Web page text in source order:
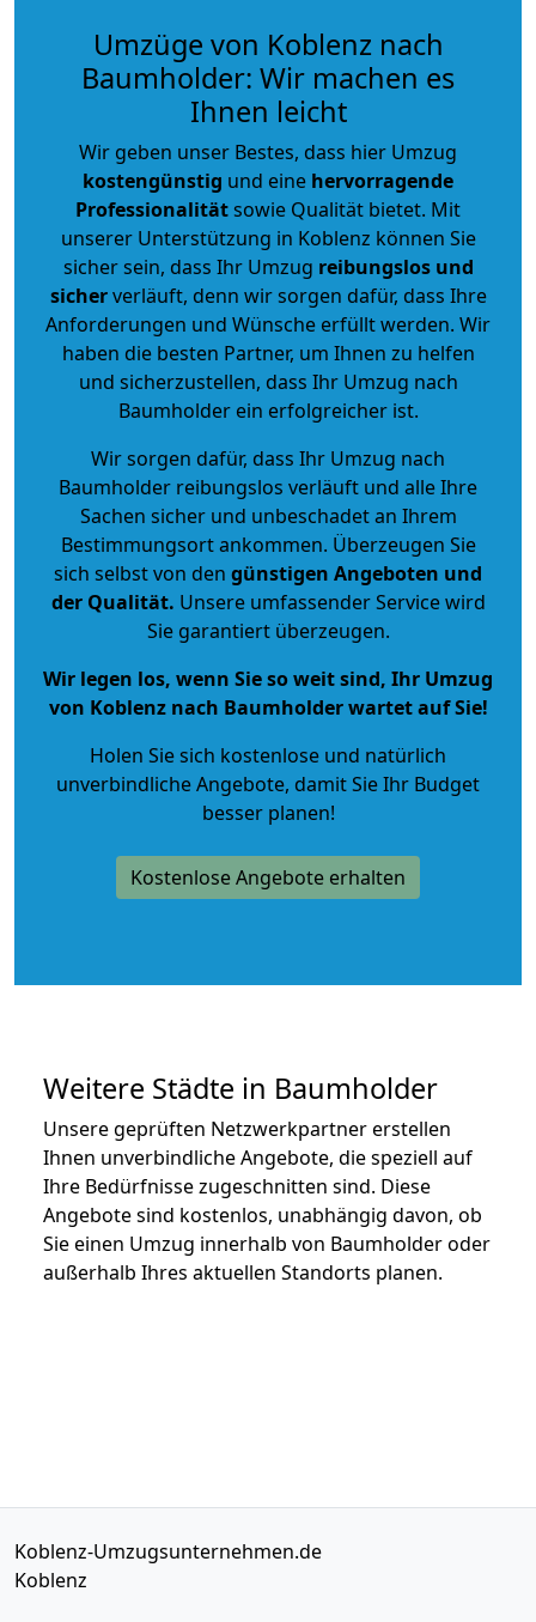
Umzüge von Koblenz nach
Baumholder: Wir machen es
Ihnen leicht
Wir geben unser Bestes, dass hier Umzug
kostengünstig und eine hervorragende
Professionalitätsowie Qualität bietet. Mit
unserer Unterstützung in Koblenz können Sie
sicher sein, dass Ihr Umzug reibungslos und
sicherverläuft, denn wir sorgen dafür, dass Ihre
Anforderungen und Wünsche erfüllt werden. Wir
haben die besten Partner, um Ihnen zu helfen
und sicherzustellen, dass Ihr Umzug nach
Baumholder ein erfolgreicher ist.
Wir sorgen dafür, dass Ihr Umzug nach
Baumholder reibungslos verläuft und alle Ihre
Sachen sicher und unbeschadet an Ihrem
Bestimmungsort ankommen. Überzeugen Sie
sich selbst von den günstigen Angeboten und
der Qualität. Unsere umfassender Service wird
Sie garantiert überzeugen.
Wir legen los, wenn Sie so weit sind, Ihr Umzug
von Koblenz nach Baumholder wartet auf Sie!
Holen Sie sich kostenlose und natürlich
unverbindliche Angebote, damit Sie Ihr Budget
besser planen!
Kostenlose Angebote erhalten
Weitere Städte in Baumholder
Unsere geprüften Netzwerkpartner erstellen
Ihnen unverbindliche Angebote, die speziell auf
Ihre Bedürfnisse zugeschnitten sind. Diese
Angebote sind kostenlos, unabhängig davon, ob
Sie einen Umzug innerhalb von Baumholder oder
außerhalb Ihres aktuellen Standorts planen.
Koblenz-Umzugsunternehmen.de
Koblenz